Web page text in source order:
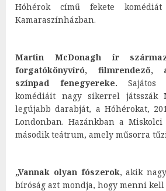
Hóhérok című fekete
Kamaraszínházban.
Martin McDonagh ír
forgatókönyvíró,
színpad fenegyereke. Sajátos
komédiáit nagy sikerrel játsszák
legújabb darabját, a Hóhérokat,
Londonban. Hazánkban a
második teátrum, amely műsorra
„Vannak olyan fószerok, akik
bíróság azt mondja, hogy menni